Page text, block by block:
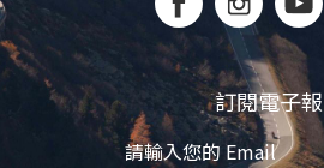
訂閱電子報